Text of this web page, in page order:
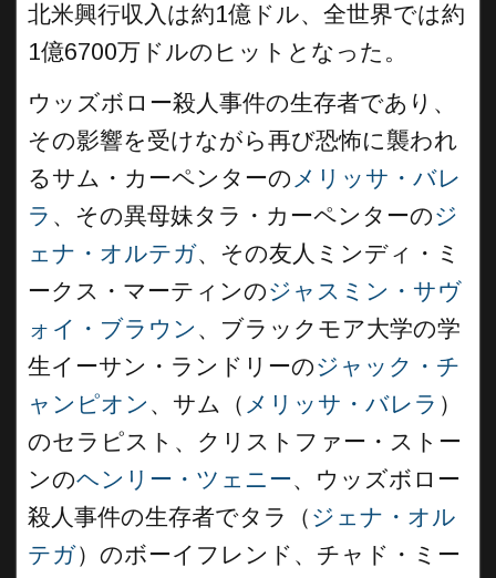
北米興行収入は約1億ドル、全世界では約
1億6700万ドルのヒットとなった。
ウッズボロー殺人事件の生存者であり、
その影響を受けながら再び恐怖に襲われ
るサム・カーペンターの メリッサ・バレ
ラ 、その異母妹タラ・カーペンターのジ
ェナ・オルテガ、その友人ミンディ・ミ
ークス・マーティンのジャスミン・サヴ
ォイ・ブラウン 、ブラックモア大学の学
生イーサン・ランドリーのジャック・チ
ャンピオン 、サム（ メリッサ・バレラ ）
のセラピスト、クリストファー・ストー
ンのヘンリー・ツェニー、ウッズボロー
殺人事件の生存者でタラ（ ジェナ・オル
テガ）のボーイフレンド、チャド・ミー